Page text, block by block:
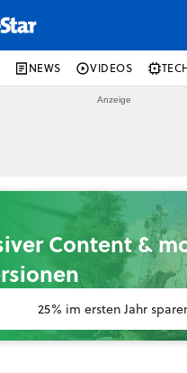
NEWS VIDEOS
Content &
25% im ersten Jahr